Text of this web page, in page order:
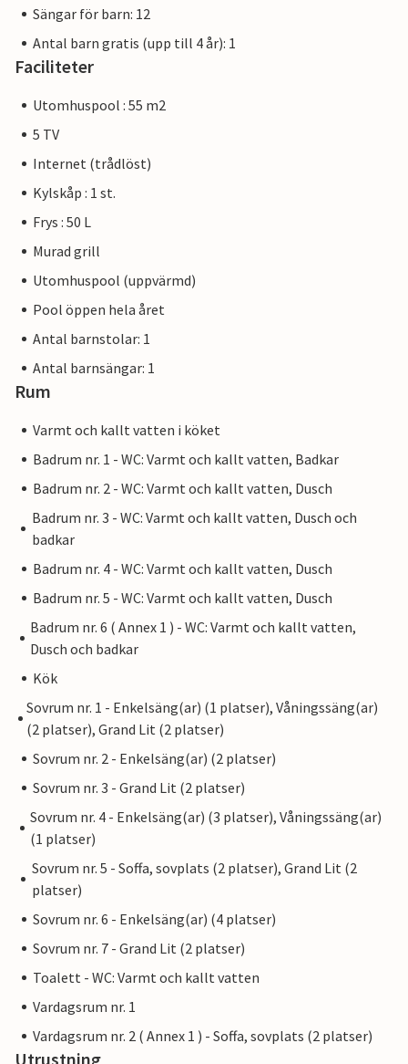
Sängar för barn: 12
Antal barn gratis (upp till 4 år): 1
Faciliteter
Utomhuspool : 55 m2
5 TV
Internet (trådlöst)
Kylskåp : 1 st.
Frys : 50 L
Murad grill
Utomhuspool (uppvärmd)
Pool öppen hela året
Antal barnstolar: 1
Antal barnsängar: 1
Rum
Varmt och kallt vatten i köket
Badrum nr. 1 - WC: Varmt och kallt vatten, Badkar
Badrum nr. 2 - WC: Varmt och kallt vatten, Dusch
Badrum nr. 3 - WC: Varmt och kallt vatten, Dusch och
badkar
Badrum nr. 4 - WC: Varmt och kallt vatten, Dusch
Badrum nr. 5 - WC: Varmt och kallt vatten, Dusch
Badrum nr. 6 ( Annex 1 ) - WC: Varmt och kallt vatten,
Dusch och badkar
Kök
Sovrum nr. 1 - Enkelsäng(ar) (1 platser), Våningssäng(ar)
(2 platser), Grand Lit (2 platser)
Sovrum nr. 2 - Enkelsäng(ar) (2 platser)
Sovrum nr. 3 - Grand Lit (2 platser)
Sovrum nr. 4 - Enkelsäng(ar) (3 platser), Våningssäng(ar)
(1 platser)
Sovrum nr. 5 - Soffa, sovplats (2 platser), Grand Lit (2
platser)
Sovrum nr. 6 - Enkelsäng(ar) (4 platser)
Sovrum nr. 7 - Grand Lit (2 platser)
Toalett - WC: Varmt och kallt vatten
Vardagsrum nr. 1
Vardagsrum nr. 2 ( Annex 1 ) - Soffa, sovplats (2 platser)
Utrustning